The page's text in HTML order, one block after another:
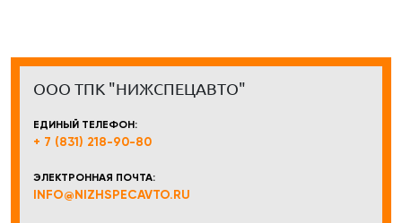
ООО ТПК "НИЖСПЕЦАВТО"
ЕДИНЫЙ ТЕЛЕФОН:
+ 7 (831) 218-90-80
ЭЛЕКТРОННАЯ ПОЧТА:
INFO@NIZHSPECAVTO.RU